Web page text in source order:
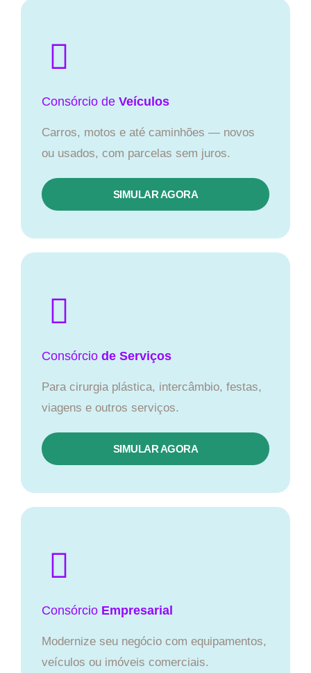
Consórcio de Veículos
Carros, motos e até caminhões — novos
ou usados, com parcelas sem juros.
SIMULAR AGORA
Consórcio de Serviços
Para cirurgia plástica, intercâmbio, festas,
viagens e outros serviços.
SIMULAR AGORA
Consórcio Empresarial
Modernize seu negócio com equipamentos,
veículos ou imóveis comerciais.